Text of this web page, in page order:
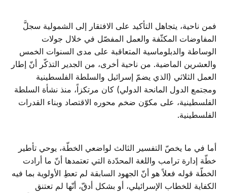
فمن ناحية، يتجاهل التأكيد على الافتقار إلى الشمولية سجلَّ
المفاوضات المكثّفة والعمل المفصّل في خلال جولات
الوساطة والدبلوماسية المتعاقبة على مدى السنوات الخمس
والعشرين الماضية. من ناحية أخرى، من الجدير التذكّر أنّ إطار
العمل الثلاثي (الذي يضمّ إسرائيل والسلطة الفلسطينية
ومجتمع الدول المانحة الدولي) كان مرتكزاً، منذ نشأة السلطة
الفلسطينية، على مكوّن ضخم محوره الاقتصاد وبناء القدرات
الفلسطينية.
أما في ما يخصّ التفسير الثالث لواضعي الخطّة، يوحي تأطير
خطّة إدارة ترامب واللغة المحدّدة التي تعتمدها أنّ ما أرادت
الخطّة قوله فعلاً هو أنّ الجهود السابقة لم تعطِ الأولوية بما فيه
الكفاية للخطاب الإسرائيلي، أو بشكل أدقّ، أنّها لم تعتنق